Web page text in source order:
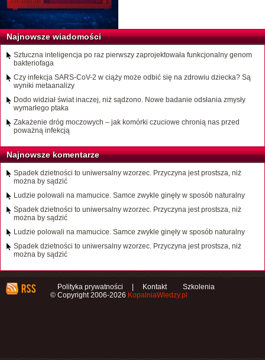
Najnowsze wiadomości
Sztuczna inteligencja po raz pierwszy zaprojektowała funkcjonalny genom
bakteriofaga
Czy infekcja SARS-CoV-2 w ciąży może odbić się na zdrowiu dziecka? Są
wyniki metaanalizy
Dodo widział świat inaczej, niż sądzono. Nowe badanie odsłania zmysły
wymarłego ptaka
Zakażenie dróg moczowych – jak komórki czuciowe chronią nas przed
poważną infekcją
Najnowsze komentarze
Spadek dzietności to uniwersalny wzorzec. Przyczyna jest prostsza, niż
można by sądzić
Ludzie polowali na mamucice. Samce zwykle ginęły w sposób naturalny
Spadek dzietności to uniwersalny wzorzec. Przyczyna jest prostsza, niż
można by sądzić
Ludzie polowali na mamucice. Samce zwykle ginęły w sposób naturalny
Spadek dzietności to uniwersalny wzorzec. Przyczyna jest prostsza, niż
można by sądzić
Polityka prywatności Kontakt
Szkolenia
© Copyright 2006-2026 KopalniaWiedzy.pl